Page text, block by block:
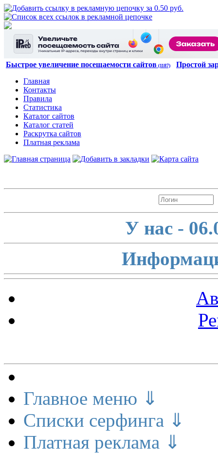
Быстрое увеличение посещаемости сайтов (1187)
Простой
Главная
Контакты
Правила
Статистика
Каталог сайтов
Каталог статей
Раскрутка сайтов
Платная реклама
У нас -
Главное меню ⇓
Списки серфинга ⇓
Платная реклама ⇓